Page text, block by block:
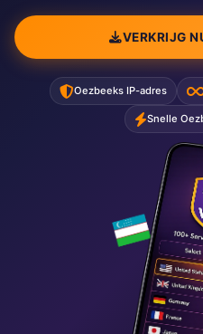
VERKRIJG
Oezbeeks IP-adres
Snelle